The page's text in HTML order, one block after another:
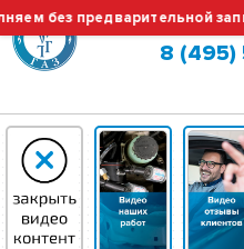
без предварительнойМосква
8 (495)